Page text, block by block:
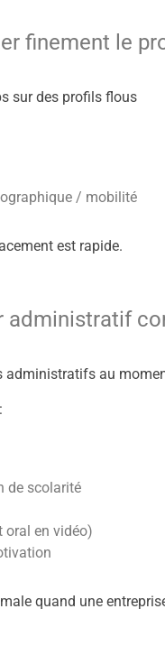
finement le
sur des profils flous
/ mobilité
est rapide.
administratif
administratifs au
de scolarité
oral en vidéo)
quand une